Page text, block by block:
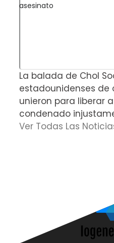
La balada de Chol
estadounidenses de
unieron para liberar
condenado
Ver Todas Las